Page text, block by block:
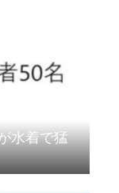
水着で猛